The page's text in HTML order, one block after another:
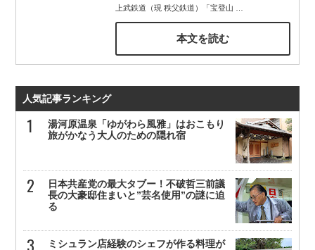
上武鉄道（現 秩父鉄道）「宝登山
本文を読む
人気記事ランキング
湯河原温泉「ゆがわら風雅」はおこもり
旅がかなう大人のための隠れ宿
日本共産党の最大タブー！不破哲三前議
長の大豪邸住まいと”芸名使用”の謎に迫
る
ミシュラン店経験のシェフが作る料理が